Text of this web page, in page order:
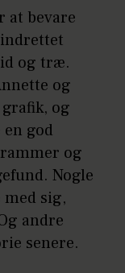
at bevare
og træ.
og
og
god
og
Nogle
sig,
andre
senere.